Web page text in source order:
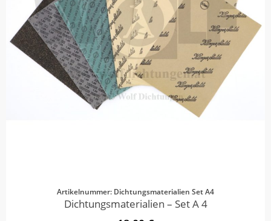
Artikelnummer: Dichtungsmaterialien Set A4
Dichtungsmaterialien – Set A 4